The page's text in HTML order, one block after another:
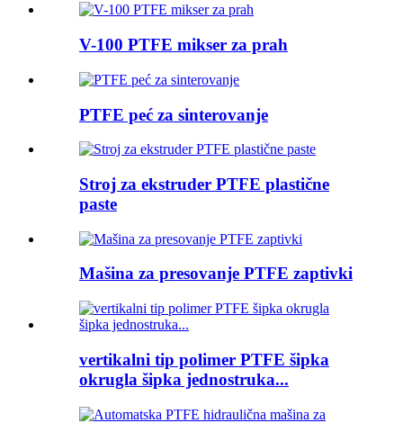
V-100 PTFE mikser za prah
PTFE peć za sinterovanje
Stroj za ekstruder PTFE plastične
paste
Mašina za presovanje PTFE zaptivki
vertikalni tip polimer PTFE šipka
okrugla šipka jednostruka...